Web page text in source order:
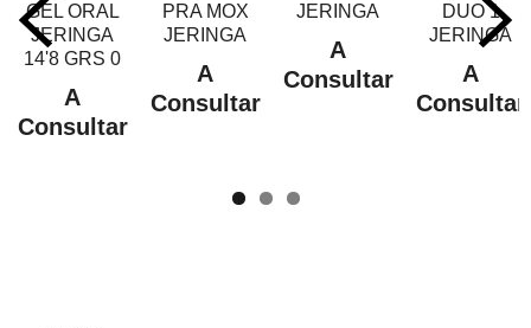
GEL ORAL
JERINGA
14'8 GRS 0
A
Consultar
PRA MOX
JERINGA
A
Consultar
JERINGA
A
Consultar
DUO 1
JERINGA
A
Consultar